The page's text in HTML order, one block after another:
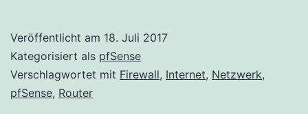
Veröffentlicht am 18. Juli 2017
Kategorisiert als pfSense
Verschlagwortet mit Firewall, Internet, Netzwerk,
pfSense, Router